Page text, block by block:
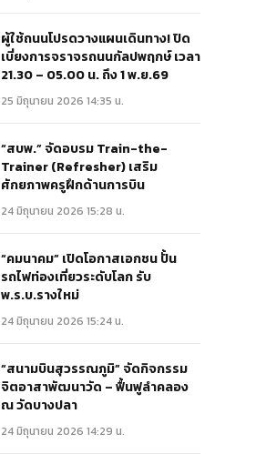
ผู้ใช้ถนนโปรดวางแผนเดินทาง! ปิด
เบี่ยงการจราจรถนนกัลปพฤกษ์ เวลา
21.30 – 05.00 น. ถึง 1 พ.ย.69
25 มิถุนายน 2026 14:35 น.
“สบพ.” จัดอบรม Train-the-
Trainer (Refresher) เสริม
ศักยภาพครูฝึกด้านการบิน
24 มิถุนายน 2026 15:28 น.
“คมนาคม” เปิดโอกาสเอกชน ปั้น
รถไฟท่องเที่ยวระดับโลก รับ
พ.ร.บ.รางใหม่
24 มิถุนายน 2026 15:24 น.
“สนามบินสุวรรณภูมิ” จัดกิจกรรม
จิตอาสาพัฒนาวัด – ฟื้นฟูลำคลอง
ณ วัดบางปลา
24 มิถุนายน 2026 14:29 น.